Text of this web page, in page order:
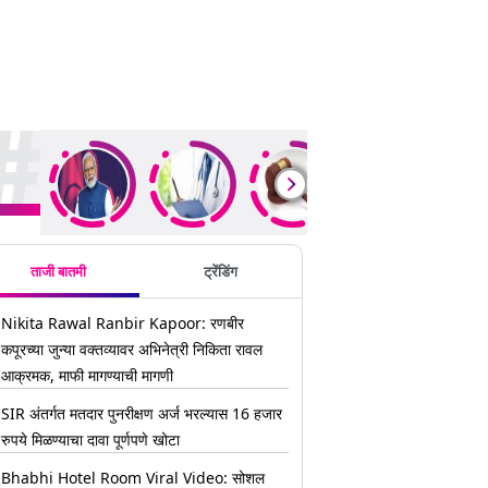
ताजी बातमी ट्रेंडिंग
Nikita Rawal Ranbir Kapoor: रणबीर
कपूरच्या जुन्या वक्तव्यावर अभिनेत्री निकिता रावल
आक्रमक, माफी मागण्याची मागणी
SIR अंतर्गत मतदार पुनरीक्षण अर्ज भरल्यास 16 हजार
रुपये मिळण्याचा दावा पूर्णपणे खोटा
Bhabhi Hotel Room Viral Video: सोशल